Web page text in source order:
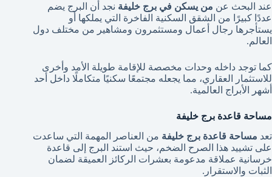
عند البحث عن من يسكن في برج خليفة نجد أن البرج يضم
عددًا كبيرًا من الشقق السكنية الفاخرة التي يملكها أو
يستأجرها رجال أعمال ومستثمرون ومشاهير من مختلف دول
العالم.
كما توجد داخله وحدات مخصصة للإقامة طويلة الأمد وأخرى
للاستثمار العقاري، مما يجعله مجتمعًا سكنيًا متكاملًا داخل أحد
أشهر الأبراج العالمية.
مساحة قاعدة برج خليفة
تعد مساحة قاعدة برج خليفة من العناصر المهمة التي ساعدت
على تشييد هذا الصرح الضخم، حيث استند البرج إلى قاعدة
خرسانية عملاقة مدعومة بعشرات الركائز العميقة لضمان
الثبات والاستقرار.